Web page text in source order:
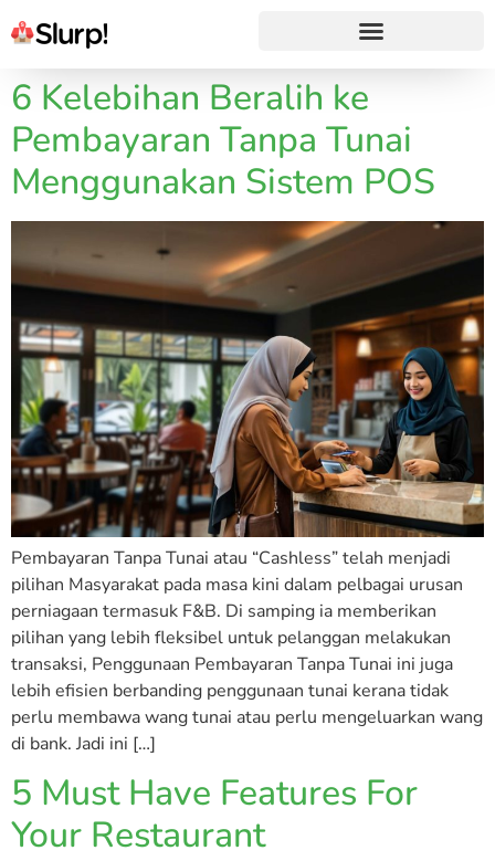
6 Kelebihan Beralih ke
Pembayaran Tanpa Tunai
Menggunakan Sistem POS
Pembayaran Tanpa Tunai atau “Cashless” telah menjadi
pilihan Masyarakat pada masa kini dalam pelbagai urusan
perniagaan termasuk F&B. Di samping ia memberikan
pilihan yang lebih fleksibel untuk pelanggan melakukan
transaksi, Penggunaan Pembayaran Tanpa Tunai ini juga
lebih efisien berbanding penggunaan tunai kerana tidak
perlu membawa wang tunai atau perlu mengeluarkan wang
di bank. Jadi ini […]
5 Must Have Features For
Your Restaurant